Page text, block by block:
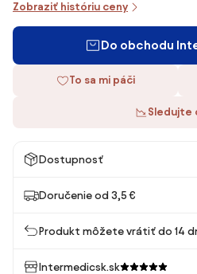
Zobraziť históriu ceny
Do obchodu
To sa mi páči
Sledujte
Dostupnosť
Doručenie od 3,5 €
Produkt môžete vrátiť do 14
Intermedicsk.sk